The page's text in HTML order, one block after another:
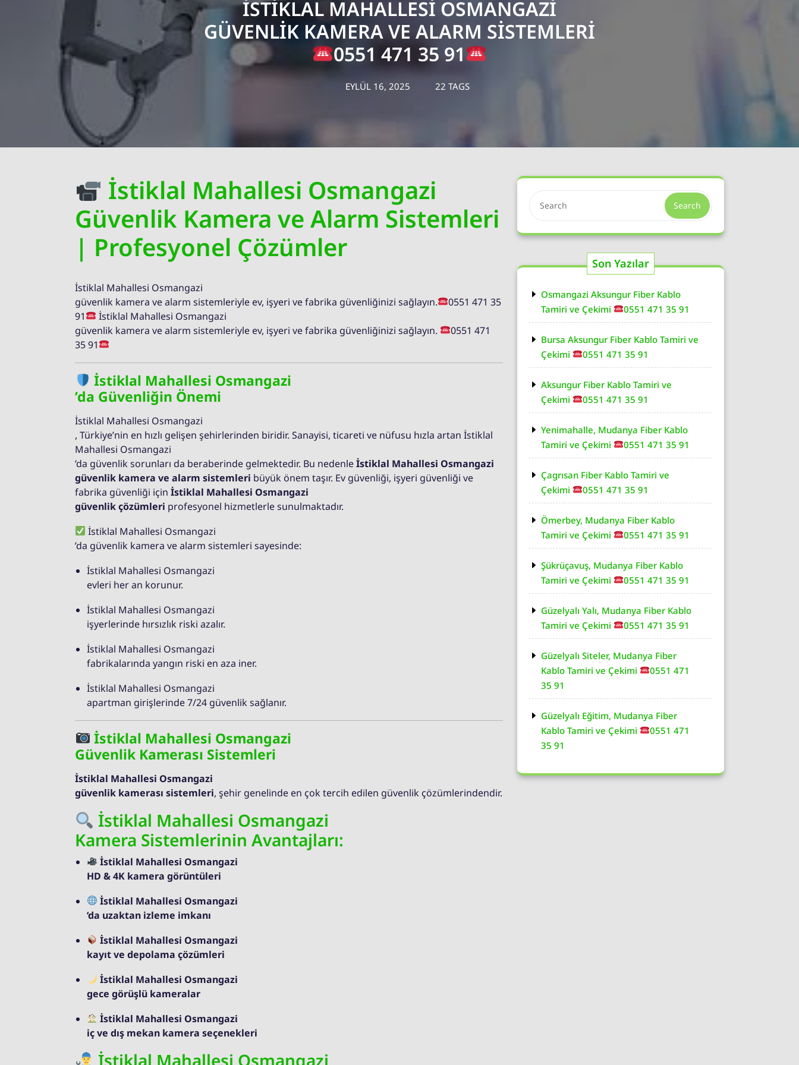
İSTIKLAL MAHALLESI OSMANGAZI
GÜVENLIK KAMERA VE ALARM SISTEMLERI
0551 471 35 91
EYLÜL 16, 2025 22 TAGS
İstiklal Mahallesi Osmangazi
Güvenlik Kamera ve Alarm Sistemleri
| Profesyonel Çözümler
İstiklal Mahallesi Osmangazi
güvenlik kamera ve alarm sistemleriyle ev, işyeri ve fabrika güvenliğinizi sağlayın.
0551 471 35
91
İstiklal Mahallesi Osmangazi
güvenlik kamera ve alarm sistemleriyle ev, işyeri ve fabrika güvenliğinizi sağlayın.
0551 471
35 91
İstiklal Mahallesi Osmangazi
’da Güvenliğin Önemi
İstiklal Mahallesi Osmangazi
, Türkiye’nin en hızlı gelişen şehirlerinden biridir. Sanayisi, ticareti ve nüfusu hızla artan İstiklal
Mahallesi Osmangazi
’da güvenlik sorunları da beraberinde gelmektedir. Bu nedenleİstiklal Mahallesi Osmangazi
güvenlik kamera ve alarm sistemleri büyük önem taşır. Ev güvenliği, işyeri güvenliği ve
fabrika güvenliği için İstiklal Mahallesi Osmangazi
güvenlik çözümleri profesyonel hizmetlerle sunulmaktadır.
İstiklal Mahallesi Osmangazi
’da güvenlik kamera ve alarm sistemleri sayesinde:
İstiklal Mahallesi Osmangazi
evleri her an korunur.
İstiklal Mahallesi Osmangazi
işyerlerinde hırsızlık riski azalır.
İstiklal Mahallesi Osmangazi
fabrikalarında yangın riski en aza iner.
İstiklal Mahallesi Osmangazi
apartman girişlerinde 7/24 güvenlik sağlanır.
İstiklal Mahallesi Osmangazi
Güvenlik Kamerası Sistemleri
İstiklal Mahallesi Osmangazi
güvenlik kamerası sistemleri, şehir genelinde en çok tercih edilen güvenlik çözümlerindendir.
İstiklal Mahallesi Osmangazi
Kamera Sistemlerinin Avantajları:
İstiklal Mahallesi Osmangazi
HD & 4K kamera görüntüleri
İstiklal Mahallesi Osmangazi
’da uzaktan izleme imkanı
İstiklal Mahallesi Osmangazi
kayıt ve depolama çözümleri
İstiklal Mahallesi Osmangazi
gece görüşlü kameralar
İstiklal Mahallesi Osmangazi
iç ve dış mekan kamera seçenekleri
İstiklal Mahallesi Osmangazi
Search
Son Yazılar
Osmangazi Aksungur Fiber Kablo
Tamiri ve Çekimi
0551 471 35 91
Bursa Aksungur Fiber Kablo Tamiri ve
Çekimi
0551 471 35 91
Aksungur Fiber Kablo Tamiri ve
Çekimi
0551 471 35 91
Yenimahalle, Mudanya Fiber Kablo
Tamiri ve Çekimi
0551 471 35 91
Çagrısan Fiber Kablo Tamiri ve
Çekimi
0551 471 35 91
Ömerbey, Mudanya Fiber Kablo
Tamiri ve Çekimi
0551 471 35 91
Şükrüçavuş, Mudanya Fiber Kablo
Tamiri ve Çekimi
0551 471 35 91
Güzelyalı Yalı, Mudanya Fiber Kablo
Tamiri ve Çekimi
0551 471 35 91
Güzelyalı Siteler, Mudanya Fiber
Kablo Tamiri ve Çekimi
0551 471
35 91
Güzelyalı Eğitim, Mudanya Fiber
Kablo Tamiri ve Çekimi
0551 471
35 91